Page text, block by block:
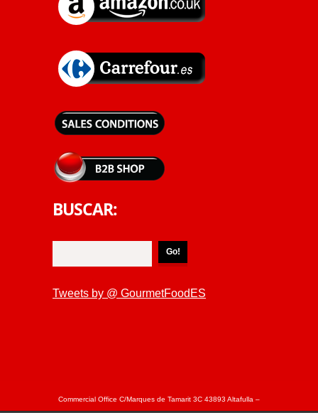
BUSCAR:
Tweets by @ GourmetFoodES
Commercial Office C/Marques de Tamarit 3C 43893 Altafulla –